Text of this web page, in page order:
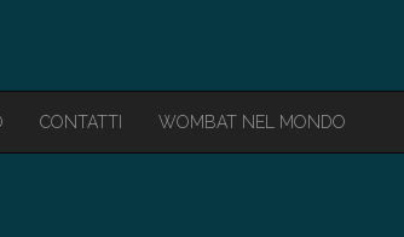
CONTATTI WOMBAT NEL MONDO